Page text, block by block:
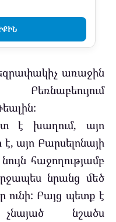
առաջին
է խաղում, այո
այո Բարսելոնայի
հաջողությամբ
նրանց մեծ
ունի: Բայց պետք է
նշածս